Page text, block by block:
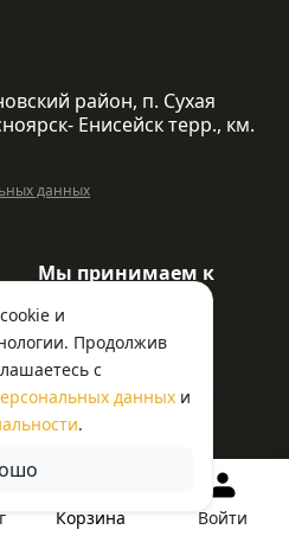
Корзина Войти
и
Продолжив
с
данных и
.
район, п. Сухая
Енисейск терр., км.
данных
Мы принимаем к